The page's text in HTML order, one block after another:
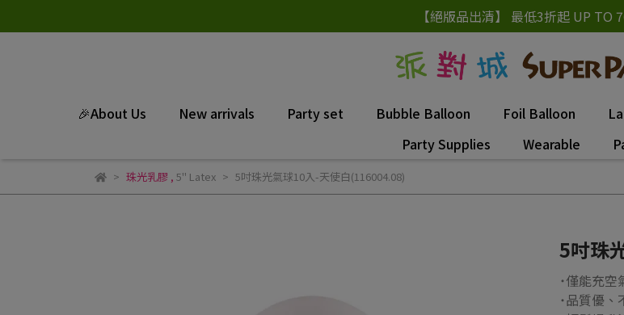
【絕版品出清】 最低3折起 UP TO
🎉About Us New arrivals Party set Bubble Balloon Foil Balloon
Party Supplies
Wearable
珠光乳膠, 5" Latex 5吋珠光氣球10入-天使白(116004.08)
5吋珠
˙僅能充空
˙品質優、